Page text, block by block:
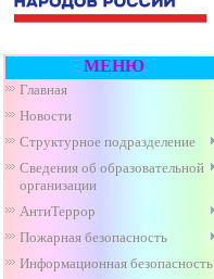
МЕНЮ
Главная
Новости
Структурное подразделение
Сведения об образовательной
организации
АнтиТеррор
Пожарная безопасность
Информационная безопасность